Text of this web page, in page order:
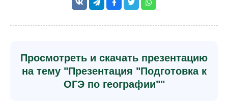
Просмотреть и скачать презентацию
на тему "Презентация "Подготовка к
ОГЭ по географии""